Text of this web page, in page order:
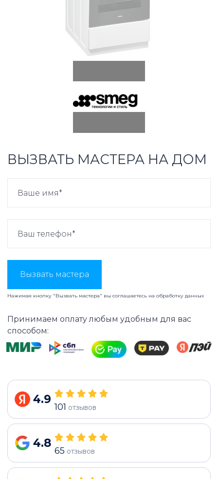
ВЫЗВАТЬ МАСТЕРА НА ДОМ
Вызвать мастера
Нажимая кнопку "Вызвать мастера" вы соглашаетесь на обработку данных
Принимаем оплату любым удобным для вас
способом:
4.9
101 отзывов
4.8
65 отзывов